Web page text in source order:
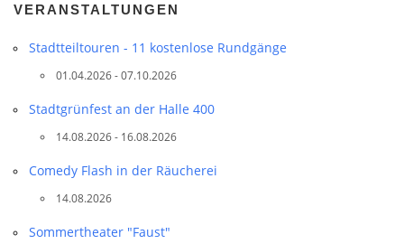
g
s
v
a
i
VERANSTALTUNGEN
Stadtteil­touren - 11 kostenlose Rundgänge
01.04.2026 - 07.10.2026
Stadtgrünfest an der Halle 400
14.08.2026 - 16.08.2026
Comedy Flash in der Räucherei
14.08.2026
Sommertheater "Faust"